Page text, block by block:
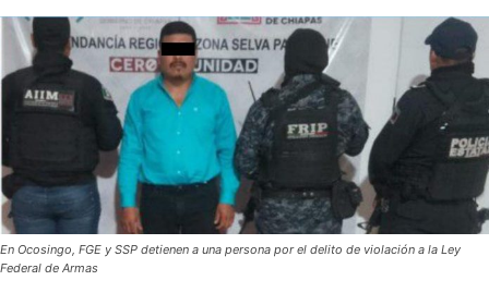
En Ocosingo, FGE y SSP detienen a una persona por el delito de violación a la Ley
Federal de Armas